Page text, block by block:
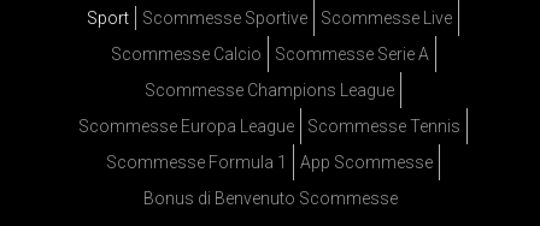
Sport Scommesse Sportive
Scommesse Live
Scommesse Calcio
Scommesse Serie A
Scommesse Champions League
Scommesse Europa League
Scommesse Tennis
Scommesse Formula 1
App Scommesse
Bonus di Benvenuto Scommesse